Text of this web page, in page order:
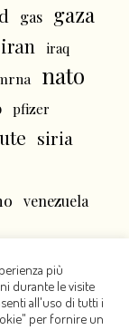
gas gaza
iran iraq
nato
pfizer
siria
venezuela
più
durante le visite
all'uso di tutti i
per fornire un